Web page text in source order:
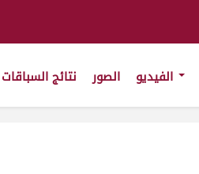
الصور نتائج السباقات